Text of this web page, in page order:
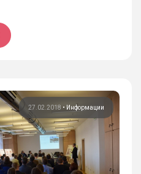
27.02.2018 • Информации